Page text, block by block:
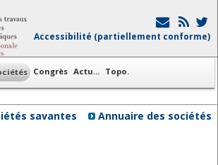
Accessibilité (partiellement conforme)
Congrès Actu... Topo.
savantes
Annuaire des sociétés